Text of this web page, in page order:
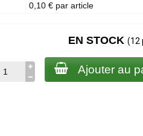
0,10 € par article
EN STOCK (12
Ajouter au